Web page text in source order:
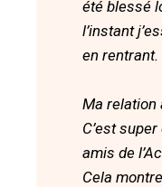
été blessé
l’instant
en rentrant.
Ma relation
C’est
amis de
Cela